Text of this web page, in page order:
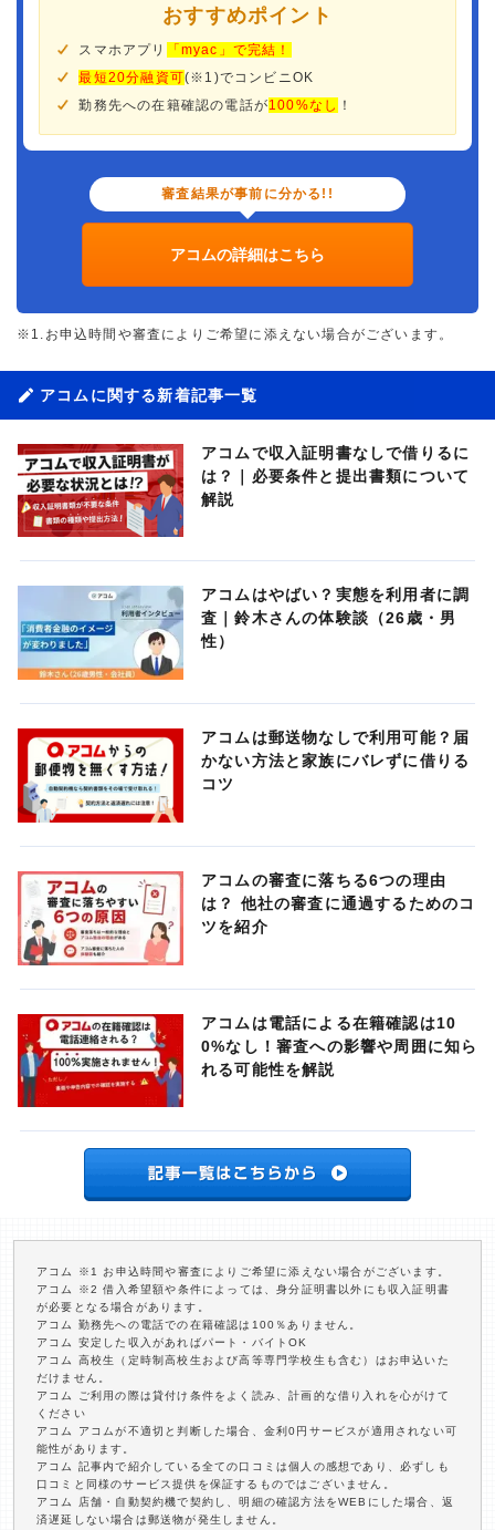
おすすめポイント
スマホアプリ
「myac」で完結！
最短20分融資可(※1)でコンビニOK
勤務先への在籍確認の電話が100%なし ！
審査結果が事前に分かる!!
アコムの詳細はこちら
※1.お申込時間や審査によりご希望に添えない場合がございます。
アコムに関する新着記事一覧
アコムで収入証明書なしで借りるに
は？｜必要条件と提出書類について
解説
アコムはやばい？実態を利用者に調
査｜鈴木さんの体験談（26歳・男
性）
アコムは郵送物なしで利用可能？届
かない方法と家族にバレずに借りる
コツ
アコムの審査に落ちる6つの理由
は？ 他社の審査に通過するためのコ
ツを紹介
アコムは電話による在籍確認は10
0%なし！審査への影響や周囲に知ら
れる可能性を解説
アコム ※1 お申込時間や審査によりご希望に添えない場合がございます。
アコム ※2 借入希望額や条件によっては、身分証明書以外にも収入証明書
が必要となる場合があります。
アコム 勤務先への電話での在籍確認は100％ありません。
アコム 安定した収入があればパート・バイトOK
アコム 高校生（定時制高校生および高等専門学校生も含む）はお申込いた
だけません。
アコム ご利用の際は貸付け条件をよく読み、計画的な借り入れを心がけて
ください
アコム アコムが不適切と判断した場合、金利0円サービスが適用されない可
能性があります。
アコム 記事内で紹介している全ての口コミは個人の感想であり、必ずしも
口コミと同様のサービス提供を保証するものではございません。
アコム 店舗・自動契約機で契約し、明細の確認方法をWEBにした場合、返
済遅延しない場合は郵送物が発生しません。